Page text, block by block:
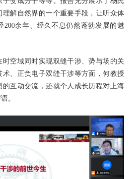
理解自然界的一个重要手段，让听众体
200余年、经久不息仍然蓬勃发展的魅
空域同时实现双缝干涉、势与场的关
术、正负电子双缝干涉等方面，何教授
的互动交流，还就个人成长历程对上海
。